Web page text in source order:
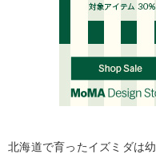
北海道で育ったイズミダは